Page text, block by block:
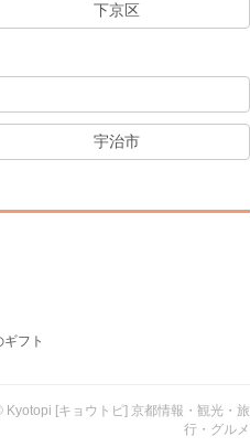
下京区
宇治市
フト
[キョウトピ] 京都情報・観光・旅
行・グルメ